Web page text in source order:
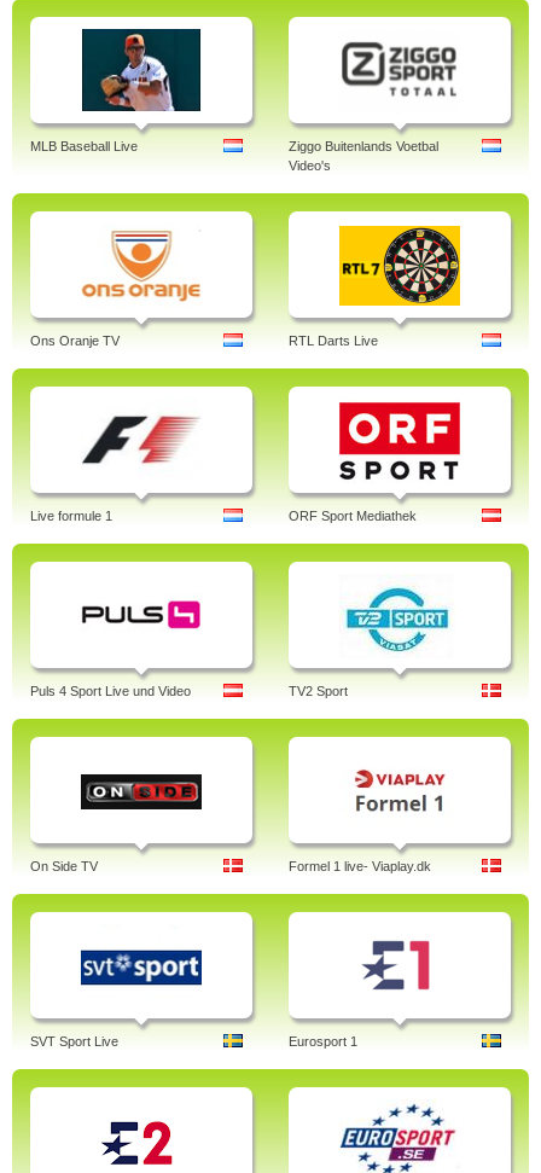
MLB Baseball Live
Ziggo Buitenlands Voetbal
Video's
Ons Oranje TV RTL Darts Live
Live formule 1 ORF Sport Mediathek
Puls 4 Sport Live und Video TV2 Sport
On Side TV Formel 1 live- Viaplay.dk
SVT Sport Live Eurosport 1